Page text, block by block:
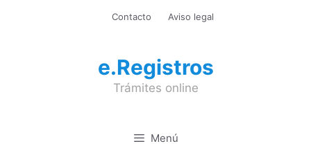
Contacto Aviso legal
e.Registros
Trámites online
Menú